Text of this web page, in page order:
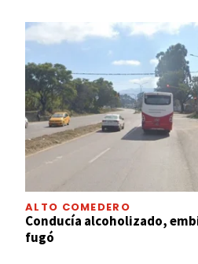
ALTO COMEDERO
Conducía alcoholizado,
fugó